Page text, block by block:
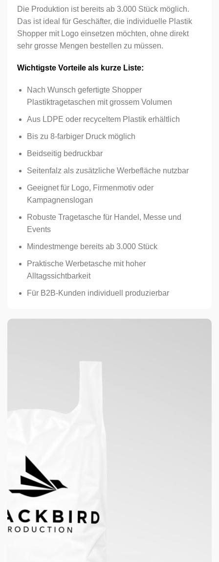
Die Produktion ist bereits ab 3.000 Stück möglich.
Das ist ideal für Geschäfter, die individuelle Plastik
Shopper mit Logo einsetzen möchten, ohne direkt
sehr grosse Mengen bestellen zu müssen.
Wichtigste Vorteile als kurze Liste:
Nach Wunsch gefertigte Shopper
Plastiktragetaschen mit grossem Volumen
Aus LDPE oder recyceltem Plastik erhältlich
Bis zu 8-farbiger Druck möglich
Beidseitig bedruckbar
Seitenfalz als zusätzliche Werbefläche nutzbar
Geeignet für Logo, Firmenmotiv oder
Kampagnenslogan
Robuste Tragetasche für Handel, Messe und
Events
Mindestmenge bereits ab 3.000 Stück
Praktische Werbetasche mit hoher
Alltagssichtbarkeit
Für B2B-Kunden individuell produzierbar